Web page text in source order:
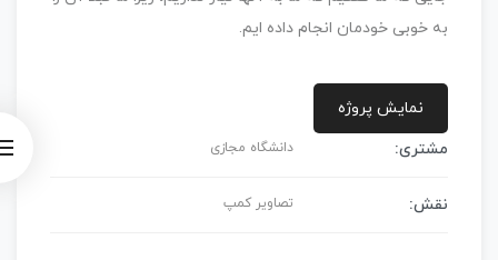
به خوبی خودمان انجام داده ایم.
نمایش پروژه
مشتری:
دانشگاه مجازی
نقش: تصاویر کمپ